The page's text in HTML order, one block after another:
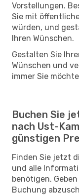
Vorstellungen.
Sie mit
würden, und
Ihren Wünschen.
Gestalten Sie
Wünschen und
immer Sie
Buchen Sie
nach Ust-
günstigen
Finden Sie jetzt
und alle
benötigen.
Buchung